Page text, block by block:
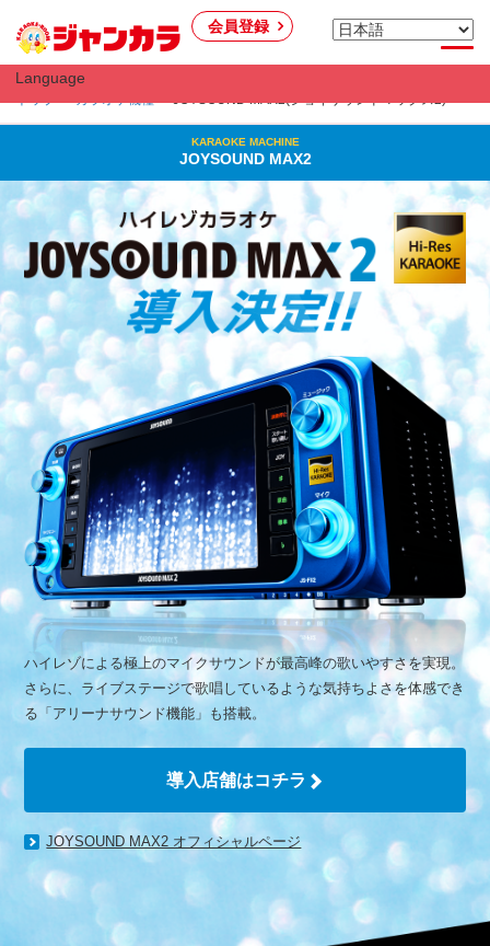
会員登録
Language
KARAOKE MACHINE
JOYSOUND MAX2
ハイレゾによる極上のマイクサウンドが最高峰の歌いやすさを実現。
さらに、ライブステージで歌唱しているような気持ちよさを体感でき
る「アリーナサウンド機能」も搭載。
導入店舗はコチラ
JOYSOUND MAX2 オフィシャルページ